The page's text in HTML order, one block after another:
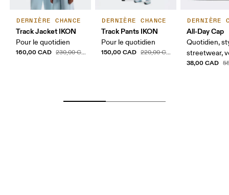
DERNIÈRE CHANCE
Track Jacket IKON
Pour le quotidien
160,00 CAD 230,00 CAD
DERNIÈRE CHANCE
Track Pants IKON
Pour le quotidien
150,00 CAD 220,00 CAD
DERNIÈRE
All-Day Cap
Quotidien,
streetwear,
38,00 CAD